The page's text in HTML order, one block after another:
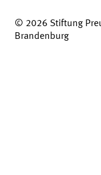
© 2026 Stiftung
Brandenburg